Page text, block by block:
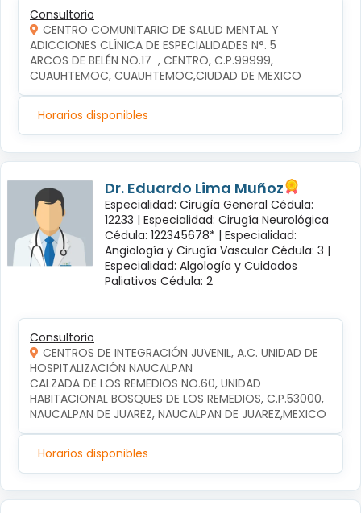
Consultorio
CENTRO COMUNITARIO DE SALUD MENTAL Y
ADICCIONES CLÍNICA DE ESPECIALIDADES N°. 5
ARCOS DE BELÉN NO.17  , CENTRO, C.P.99999,
CUAUHTEMOC, CUAUHTEMOC,CIUDAD DE MEXICO
Horarios disponibles
Dr. Eduardo Lima Muñoz
Especialidad: Cirugía General Cédula:
12233 | Especialidad: Cirugía Neurológica
Cédula: 122345678* | Especialidad:
Angiología y Cirugía Vascular Cédula: 3 |
Especialidad: Algología y Cuidados
Paliativos Cédula: 2
Consultorio
CENTROS DE INTEGRACIÓN JUVENIL, A.C. UNIDAD DE
HOSPITALIZACIÓN NAUCALPAN
CALZADA DE LOS REMEDIOS NO.60, UNIDAD
HABITACIONAL BOSQUES DE LOS REMEDIOS, C.P.53000,
NAUCALPAN DE JUAREZ, NAUCALPAN DE JUAREZ,MEXICO
Horarios disponibles